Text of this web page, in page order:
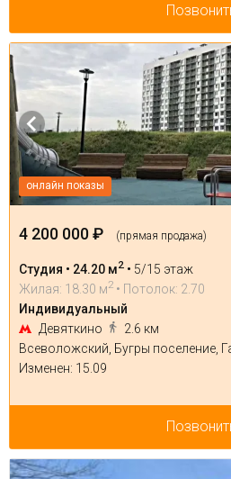
онлайн показы
4 200 000 ₽ (прямая продажа)
Студия • 24.20 м2 • 5/15 этаж
Жилая: 18.30 м2 • Потолок: 2.70
Индивидуальный
Девяткино
2.6 км
Всеволожский, Бугры поселение,
Изменен: 15.09